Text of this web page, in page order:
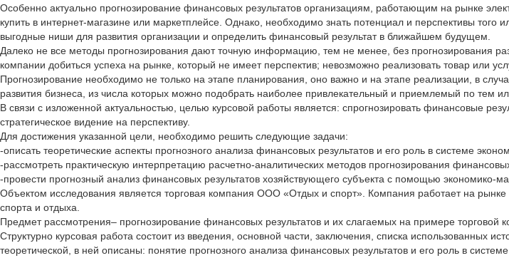
Особенно актуально прогнозирование финансовых результатов организациям, работающим на рынке
купить в интернет-магазине или маркетплейсе. Однако, необходимо знать потенциал и перспективы
выгодные ниши для развития организации и определить финансовый результат в ближайшем будущем.
Далеко не все методы прогнозирования дают точную информацию, тем не менее, без прогнозирования
компании добиться успеха на рынке, который не имеет перспектив; невозможно реализовать товар или
Прогнозирование необходимо не только на этапе планирования, оно важно и на этапе реализации, в
развития бизнеса, из числа которых можно подобрать наиболее привлекательный и приемлемый по тем
В связи с изложенной актуальностью, целью курсовой работы является: спрогнозировать финансовые
стратегическое видение на перспективу.
Для достижения указанной цели, необходимо решить следующие задачи:
-описать теоретические аспекты прогнозного анализа финансовых результатов и его роль в системе
-рассмотреть практическую интерпретацию расчетно-аналитических методов прогнозирования
-провести прогнозный анализ финансовых результатов хозяйствующего субъекта с помощью экономико-
Объектом исследования является торговая компания ООО «Отдых и спорт». Компания работает на
спорта и отдыха.
Предмет рассмотрения– прогнозирование финансовых результатов и их слагаемых на примере
Структурно курсовая работа состоит из введения, основной части, заключения, списка использованных
теоретической, в ней описаны: понятие прогнозного анализа финансовых результатов и его роль в